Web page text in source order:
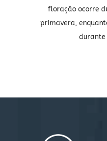
floração ocorre
primavera,
durante